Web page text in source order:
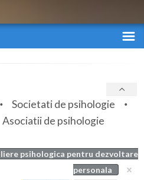
Societati de psihologie
Asociatii de psihologie
psihologica pentru dezvoltare
personala